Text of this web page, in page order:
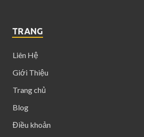
TRANG
Liên Hệ
Giới Thiệu
Trang chủ
Blog
Điều khoản